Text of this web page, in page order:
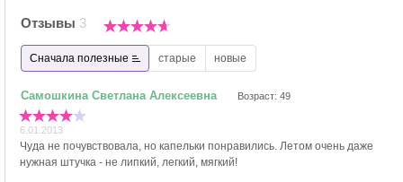
Отзывы 3
Сначала полезные старые новые
Возраст: 49
6.01.2013
Чуда не почувствовала, но капельки понравились. Летом очень даже
нужная штучка - не липкий, легкий, мягкий!